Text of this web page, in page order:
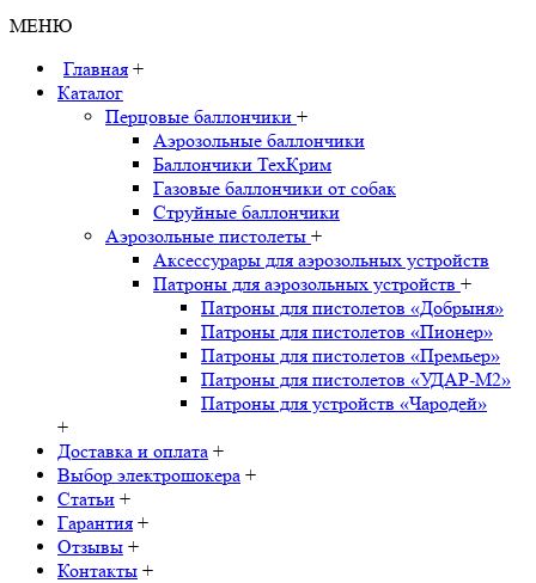
МЕНЮ
Главная +
Каталог
Перцовые баллончики +
Аэрозольные баллончики
Баллончики ТехКрим
Газовые баллончики от собак
Струйные баллончики
Аэрозольные пистолеты +
Аксессурары для аэрозольных устройств
Патроны для аэрозольных устройств +
Патроны для пистолетов «Добрыня»
Патроны для пистолетов «Пионер»
Патроны для пистолетов «Премьер»
Патроны для пистолетов «УДАР-M2»
Патроны для устройств «Чародей»
+
Доставка и оплата +
Выбор электрошокера +
Статьи +
Гарантия +
Отзывы +
Контакты +